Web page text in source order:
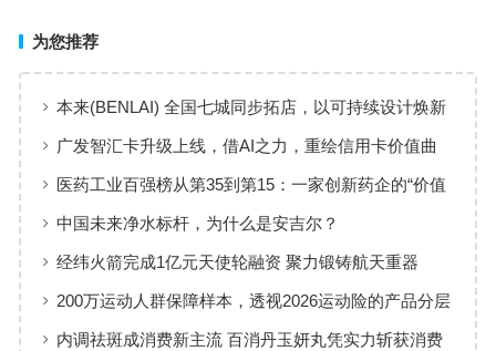
为您推荐
本来(BENLAI) 全国七城同步拓店，以可持续设计焕新
品牌体验
广发智汇卡升级上线，借AI之力，重绘信用卡价值曲
线
医药工业百强榜从第35到第15：一家创新药企的“价值
增长”样本
中国未来净水标杆，为什么是安吉尔？
经纬火箭完成1亿元天使轮融资 聚力锻铸航天重器
200万运动人群保障样本，透视2026运动险的产品分层
与适配逻辑
内调祛斑成消费新主流 百消丹玉妍丸凭实力斩获消费